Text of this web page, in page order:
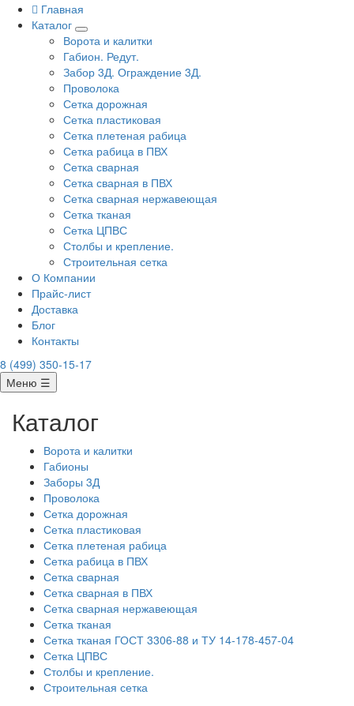
Главная
Каталог
Ворота и калитки
Габион. Редут.
Забор 3Д. Ограждение 3Д.
Проволока
Сетка дорожная
Сетка пластиковая
Сетка плетеная рабица
Сетка рабица в ПВХ
Сетка сварная
Сетка сварная в ПВХ
Сетка сварная нержавеющая
Сетка тканая
Сетка ЦПВС
Столбы и крепление.
Строительная сетка
О Компании
Прайс-лист
Доставка
Блог
Контакты
8 (499) 350-15-17
Меню ☰
Каталог
Ворота и калитки
Габионы
Заборы 3Д
Проволока
Сетка дорожная
Сетка пластиковая
Сетка плетеная рабица
Сетка рабица в ПВХ
Сетка сварная
Сетка сварная в ПВХ
Сетка сварная нержавеющая
Сетка тканая
Сетка тканая ГОСТ 3306-88 и ТУ 14-178-457-04
Сетка ЦПВС
Столбы и крепление.
Строительная сетка